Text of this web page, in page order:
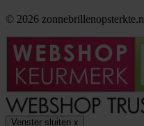
© 2026
Venster sluiten x